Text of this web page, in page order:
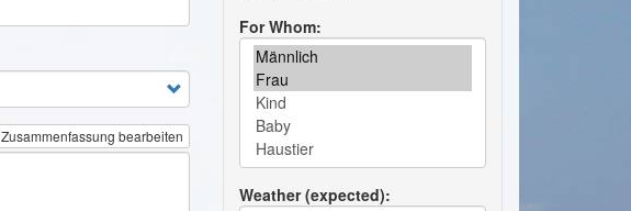
Zusammenfassung bearbeiten
For Whom
Weather (expected)